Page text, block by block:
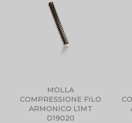
MOLLA
COMPRESSIONE FILO
ARMONICO L1MT
D19020